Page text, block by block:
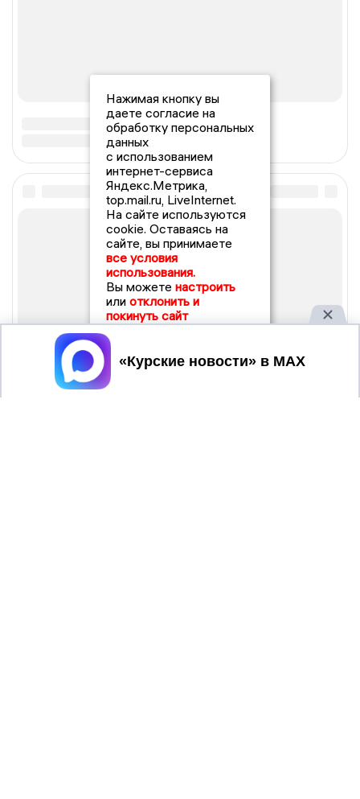
Нажимая кнопку вы
даете согласие на
обработку персональных
данных
с использованием
интернет-сервиса
Яндекс.Метрика,
top.mail.ru, LiveInternet.
На сайте используются
cookie. Оставаясь на
сайте, вы принимаете
все условия
использования.
Вы можете настроить
или отклонить и
покинуть сайт
Принять